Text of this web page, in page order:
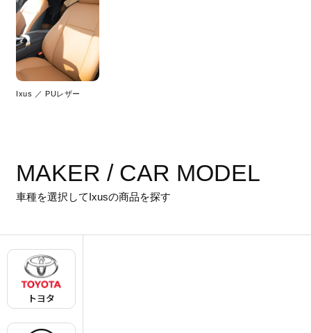
Ixus ／ PUレザー
MAKER / CAR MODEL
車種を選択してIxusの商品を探す